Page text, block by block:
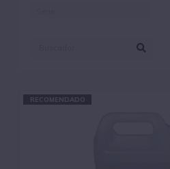
RECOMENDADO